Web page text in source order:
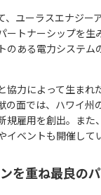
、ユーラスエナジー
ートナーシップを生
のある電力システム
協力によって生まれ
の面では、ハワイ州
規雇用を創出。また
ベントも開催して
を重ね最良の